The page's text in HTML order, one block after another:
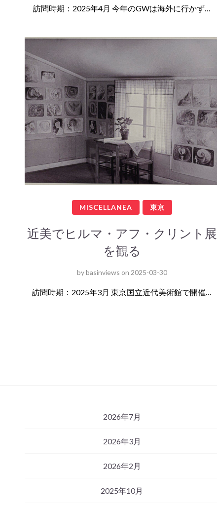
訪問時期：2025年4月 今年のGWは海外に行かず…
MISCELLANEA 東京
近美でヒルマ・アフ・クリント展
を観る
bybasinviews on 2025-03-30
訪問時期：2025年3月 東京国立近代美術館で開催…
2026年7月
2026年3月
2026年2月
2025年10月